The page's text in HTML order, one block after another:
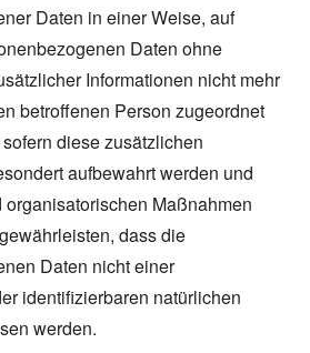
Daten in einer Weise, auf
Daten ohne
Informationen nicht mehr
betroffenen Person zugeordnet
diese zusätzlichen
aufbewahrt werden und
Maßnahmen
dass die
Daten nicht einer
identifizierbaren natürlichen
werden.